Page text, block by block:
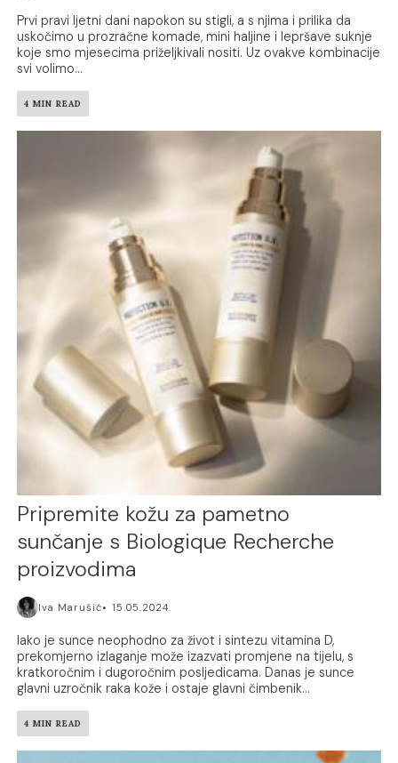
Prvi pravi ljetni dani napokon su stigli, a s njima i prilika da
uskočimo u prozračne komade, mini haljine i lepršave suknje
koje smo mjesecima priželjkivali nositi. Uz ovakve kombinacije
svi volimo...
4 MIN READ
Pripremite kožu za pametno
sunčanje s Biologique Recherche
proizvodima
Iva Marušić 15.05.2024.
Iako je sunce neophodno za život i sintezu vitamina D,
prekomjerno izlaganje može izazvati promjene na tijelu, s
kratkoročnim i dugoročnim posljedicama. Danas je sunce
glavni uzročnik raka kože i ostaje glavni čimbenik...
4 MIN READ